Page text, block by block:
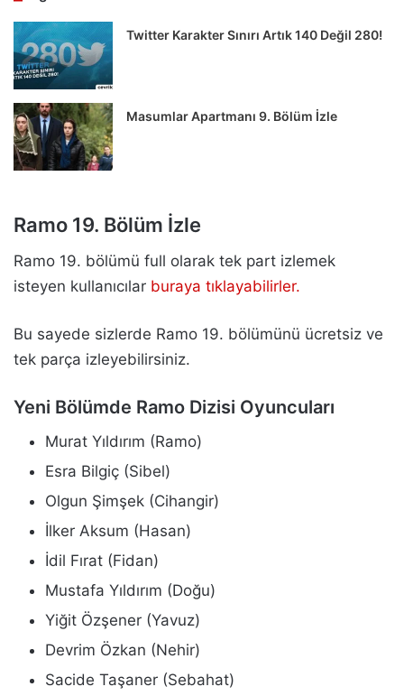
Twitter Karakter Sınırı Artık 140 Değil 280!
Masumlar Apartmanı 9. Bölüm İzle
Ramo 19. Bölüm İzle
Ramo 19. bölümü full olarak tek part izlemek
isteyen kullanıcılar buraya tıklayabilirler.
Bu sayede sizlerde Ramo 19. bölümünü ücretsiz ve
tek parça izleyebilirsiniz.
Yeni Bölümde Ramo Dizisi Oyuncuları
Murat Yıldırım (Ramo)
Esra Bilgiç (Sibel)
Olgun Şimşek (Cihangir)
İlker Aksum (Hasan)
İdil Fırat (Fidan)
Mustafa Yıldırım (Doğu)
Yiğit Özşener (Yavuz)
Devrim Özkan (Nehir)
Sacide Taşaner (Sebahat)